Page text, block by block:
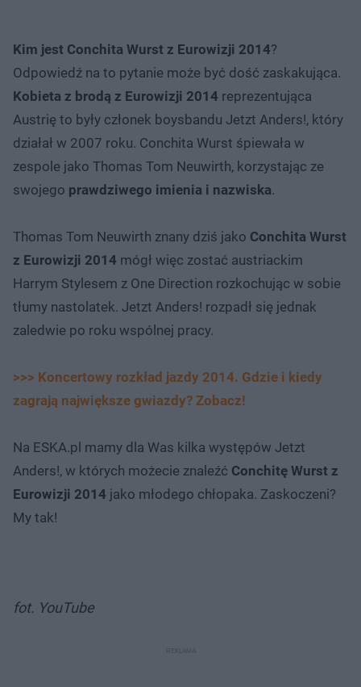
Kim jest Conchita Wurst z Eurowizji 2014?
Odpowiedź na to pytanie może być dość zaskakująca.
Kobieta z brodą z Eurowizji 2014 reprezentująca
Austrię to były członek boysbandu Jetzt Anders!, który
działał w 2007 roku. Conchita Wurst śpiewała w
zespole jako Thomas Tom Neuwirth, korzystając ze
swojego prawdziwego imienia i nazwiska.
Thomas Tom Neuwirth znany dziś jako Conchita Wurst
z Eurowizji 2014 mógł więc zostać austriackim
Harrym Stylesem z One Direction rozkochując w sobie
tłumy nastolatek. Jetzt Anders! rozpadł się jednak
zaledwie po roku wspólnej pracy.
>>> Koncertowy rozkład jazdy 2014. Gdzie i kiedy
zagrają największe gwiazdy? Zobacz!
Na ESKA.pl mamy dla Was kilka występów Jetzt
Anders!, w których możecie znaleźć Conchitę Wurst z
Eurowizji 2014 jako młodego chłopaka. Zaskoczeni?
My tak!
fot. YouTube